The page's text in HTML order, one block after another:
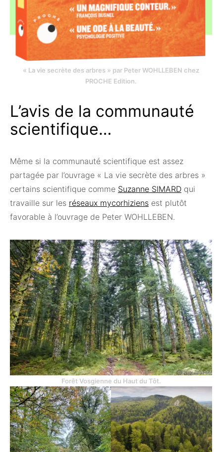
« La vie secrète des arbres » par Peter WOHLLEBEN chez
PROCHE Edition.
L’avis de la communauté
scientifique…
Même si la communauté scientifique est assez
partagée par l’ouvrage « La vie secrète des arbres »
certains scientifique comme Suzanne SIMARD qui
travaille sur les réseaux mycorhiziens est plutôt
favorable à l’ouvrage de Peter WOHLLEBEN.
Forêt Vosgienne du Haut du Tôt.